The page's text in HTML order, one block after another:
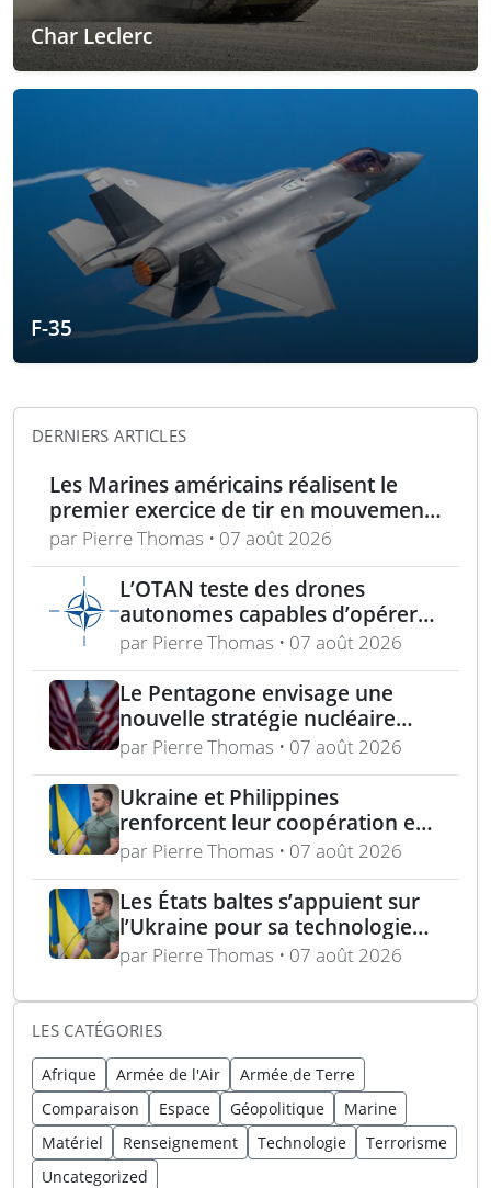
Char Leclerc
F-35
DERNIERS ARTICLES
Les Marines américains réalisent le
premier exercice de tir en mouvement
avec tir de couverture à Okinawa
par Pierre Thomas • 07 août 2026
L’OTAN teste des drones
autonomes capables d’opérer
sans GPS pour mission de
sécurité
par Pierre Thomas • 07 août 2026
Le Pentagone envisage une
nouvelle stratégie nucléaire
pour dissuader les conflits
régionaux
par Pierre Thomas • 07 août 2026
Ukraine et Philippines
renforcent leur coopération en
défense avec un accord sur les
drones
par Pierre Thomas • 07 août 2026
Les États baltes s’appuient sur
l’Ukraine pour sa technologie
de drones éprouvée au combat
par Pierre Thomas • 07 août 2026
LES CATÉGORIES
Afrique Armée de l'Air
Armée de Terre
Comparaison
Espace Géopolitique
Marine
Matériel
Renseignement Technologie
Terrorisme
Uncategorized